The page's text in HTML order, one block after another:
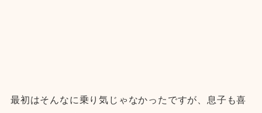
最初はそんなに乗り気じゃなかったですが、息子も喜